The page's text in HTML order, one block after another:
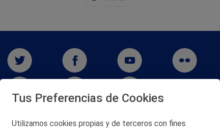
Tus Preferencias de Cookies
Utilizamos cookies propias y de terceros con fines